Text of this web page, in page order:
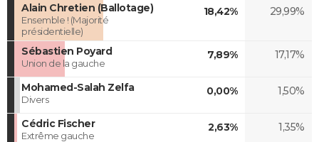
Alain Chretien (Ballotage)
Ensemble ! (Majorité
présidentielle)
18,42% 29,99%
Sébastien Poyard
Union de la gauche
7,89% 17,17%
Mohamed-Salah Zelfa
Divers
0,00% 1,50%
Cédric Fischer
Extrême gauche
2,63% 1,35%